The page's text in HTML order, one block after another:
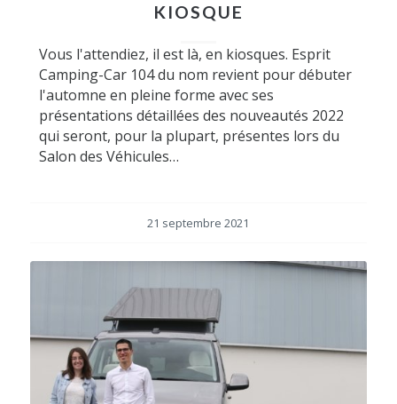
KIOSQUE
Vous l'attendiez, il est là, en kiosques. Esprit
Camping-Car 104 du nom revient pour débuter
l'automne en pleine forme avec ses
présentations détaillées des nouveautés 2022
qui seront, pour la plupart, présentes lors du
Salon des Véhicules…
21 septembre 2021